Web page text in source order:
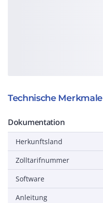
Technische Merkmale
Dokumentation
Herkunftsland
Zolltarifnummer
Software
Anleitung